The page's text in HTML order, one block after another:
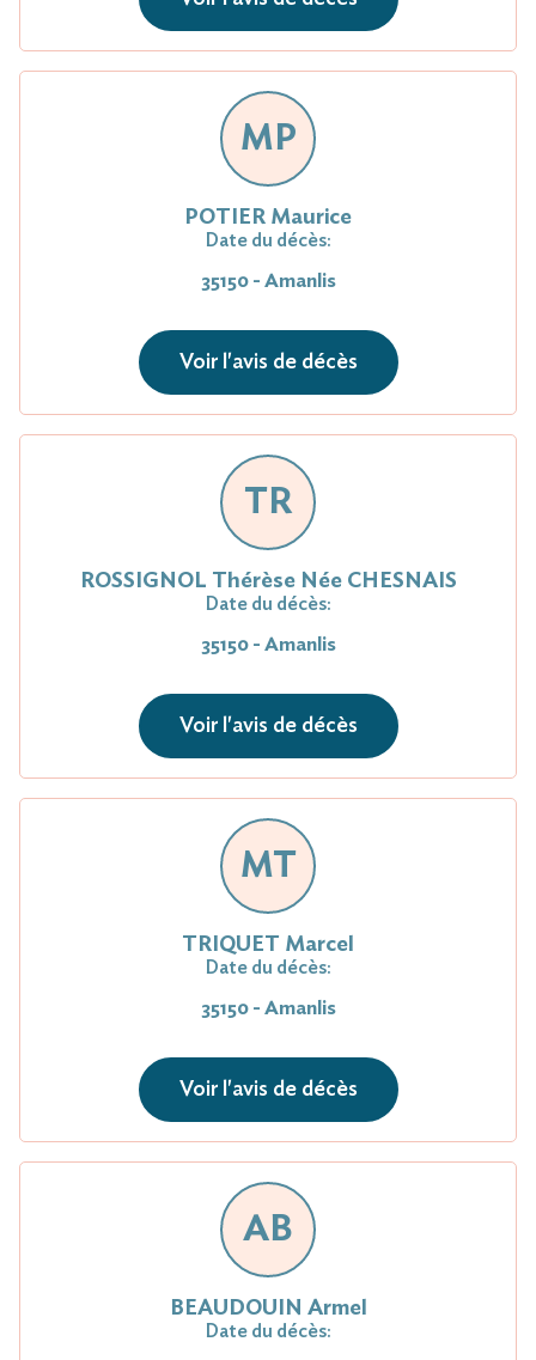
MP
POTIER Maurice
Date du décès:
35150 - Amanlis
Voir l'avis de décès
TR
ROSSIGNOL Thérèse Née CHESNAIS
Date du décès:
35150 - Amanlis
Voir l'avis de décès
MT
TRIQUET Marcel
Date du décès:
35150 - Amanlis
Voir l'avis de décès
AB
BEAUDOUIN Armel
Date du décès: